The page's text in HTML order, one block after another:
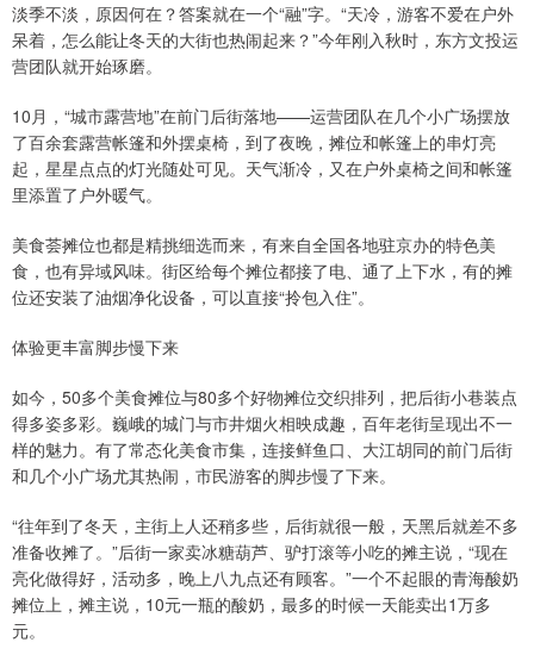
淡季不淡，原因何在？答案就在一个“融”字。“天冷，游客不爱在户外
呆着，怎么能让冬天的大街也热闹起来？”今年刚入秋时，东方文投运
营团队就开始琢磨。
10月，“城市露营地”在前门后街落地——运营团队在几个小广场摆放
了百余套露营帐篷和外摆桌椅，到了夜晚，摊位和帐篷上的串灯亮
起，星星点点的灯光随处可见。天气渐冷，又在户外桌椅之间和帐篷
里添置了户外暖气。
美食荟摊位也都是精挑细选而来，有来自全国各地驻京办的特色美
食，也有异域风味。街区给每个摊位都接了电、通了上下水，有的摊
位还安装了油烟净化设备，可以直接“拎包入住”。
体验更丰富脚步慢下来
如今，50多个美食摊位与80多个好物摊位交织排列，把后街小巷装点
得多姿多彩。巍峨的城门与市井烟火相映成趣，百年老街呈现出不一
样的魅力。有了常态化美食市集，连接鲜鱼口、大江胡同的前门后街
和几个小广场尤其热闹，市民游客的脚步慢了下来。
“往年到了冬天，主街上人还稍多些，后街就很一般，天黑后就差不多
准备收摊了。”后街一家卖冰糖葫芦、驴打滚等小吃的摊主说，“现在
亮化做得好，活动多，晚上八九点还有顾客。”一个不起眼的青海酸奶
摊位上，摊主说，10元一瓶的酸奶，最多的时候一天能卖出1万多
元。